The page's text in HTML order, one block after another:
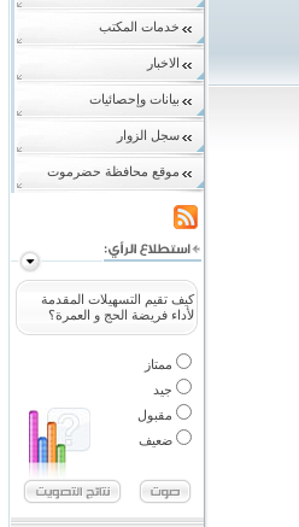
خدمات المكتب
الاخبار
بيانات وإحصائيات
سجل الزوار
موقع محافظة حضرموت
كيف تقيم التسهيلات المقدمة
لأداء فريضة الحج و العمرة؟
ممتاز
جيد
مقبول
ضعيف